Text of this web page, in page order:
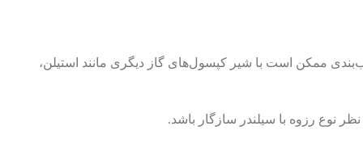
ممکن است با شیر کپسول‌های گاز دیگری مانند استیلن،
نوع رزوه با سیلندر سازگار باشد.